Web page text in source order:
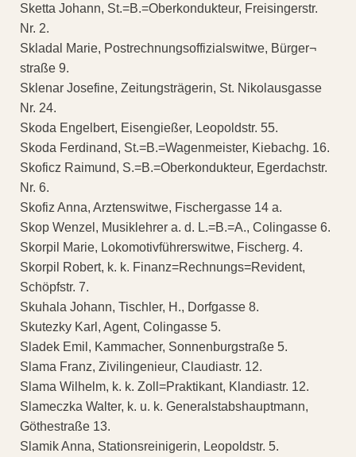
Sketta Johann, St.=B.=Oberkondukteur, Freisingerstr.
Nr. 2.
Skladal Marie, Postrechnungsoffizialswitwe, Bürger¬
straße 9.
Sklenar Josefine, Zeitungsträgerin, St. Nikolausgasse
Nr. 24.
Skoda Engelbert, Eisengießer, Leopoldstr. 55.
Skoda Ferdinand, St.=B.=Wagenmeister, Kiebachg. 16.
Skoficz Raimund, S.=B.=Oberkondukteur, Egerdachstr.
Nr. 6.
Skofiz Anna, Arztenswitwe, Fischergasse 14 a.
Skop Wenzel, Musiklehrer a. d. L.=B.=A., Colingasse 6.
Skorpil Marie, Lokomotivführerswitwe, Fischerg. 4.
Skorpil Robert, k. k. Finanz=Rechnungs=Revident,
Schöpfstr. 7.
Skuhala Johann, Tischler, H., Dorfgasse 8.
Skutezky Karl, Agent, Colingasse 5.
Sladek Emil, Kammacher, Sonnenburgstraße 5.
Slama Franz, Zivilingenieur, Claudiastr. 12.
Slama Wilhelm, k. k. Zoll=Praktikant, Klandiastr. 12.
Slameczka Walter, k. u. k. Generalstabshauptmann,
Göthestraße 13.
Slamik Anna, Stationsreinigerin, Leopoldstr. 5.